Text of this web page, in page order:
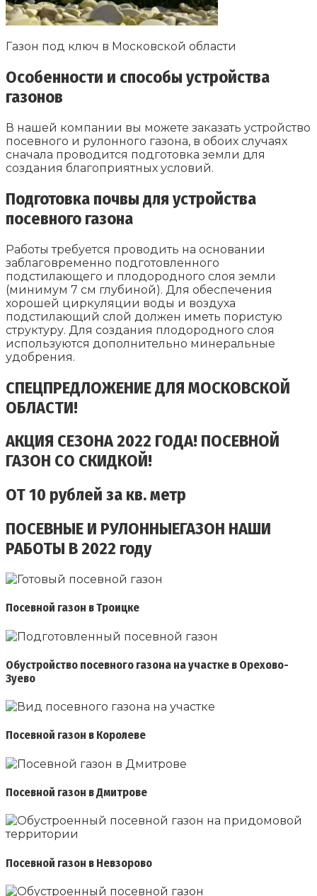
Газон под ключ в Московской области
Особенности и способы устройства
газонов
В нашей компании вы можете заказать устройство
посевного и рулонного газона, в обоих случаях
сначала проводится подготовка земли для
создания благоприятных условий.
Подготовка почвы для устройства
посевного газона
Работы требуется проводить на основании
заблаговременно подготовленного
подстилающего и плодородного слоя земли
(минимум 7 см глубиной). Для обеспечения
хорошей циркуляции воды и воздуха
подстилающий слой должен иметь пористую
структуру. Для создания плодородного слоя
используются дополнительно минеральные
удобрения.
СПЕЦПРЕДЛОЖЕНИЕ ДЛЯ МОСКОВСКОЙ
ОБЛАСТИ!
АКЦИЯ СЕЗОНА2022 ГОДА! ПОСЕВНОЙ
ГАЗОН СО СКИДКОЙ!
ОТ 10 рублей за кв. метр
ПОСЕВНЫЕ И РУЛОННЫЕГАЗОН НАШИ
РАБОТЫ В 2022 году
Посевной газон в Троицке
Обустройство посевного газона на участке в Орехово-
Зуево
Посевной газон в Королеве
Посевной газон в Дмитрове
Посевной газон в Невзорово